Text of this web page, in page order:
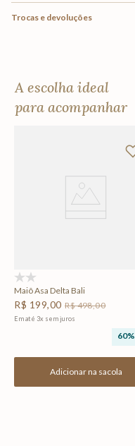
Trocas e devoluções
A escolha ideal
para acompanhar
Maiô Asa Delta Bali
R$ 199,00 R$498,00
Em até 3x sem juros
60%
Adicionar na sacola